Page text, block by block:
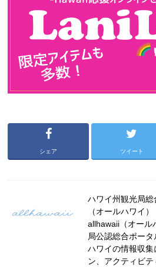
シェア ツイート
ハワイ州観光局
（オールハワイ）
allhawaii（オール
局公認総合ポータ
ハワイの情報収
ン、アクティビ